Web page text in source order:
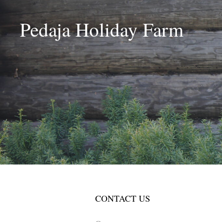
Pedaja Holiday Farm
CONTACT US